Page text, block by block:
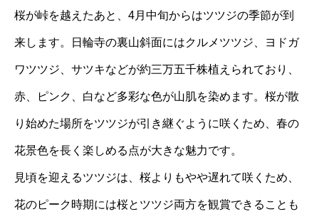
桜が峠を越えたあと、4月中旬からはツツジの季節が到
来します。日輪寺の裏山斜面にはクルメツツジ、ヨドガ
ワツツジ、サツキなどが約三万五千株植えられており、
赤、ピンク、白など多彩な色が山肌を染めます。桜が散
り始めた場所をツツジが引き継ぐように咲くため、春の
花景色を長く楽しめる点が大きな魅力です。
見頃を迎えるツツジは、桜よりもやや遅れて咲くため、
花のピーク時期には桜とツツジ両方を観賞できることも